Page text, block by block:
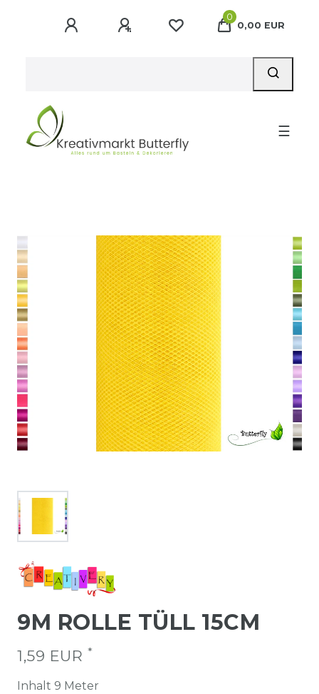
0
0,00 EUR
☰
9M ROLLE TÜLL 15CM
1,59 EUR *
Inhalt 9 Meter